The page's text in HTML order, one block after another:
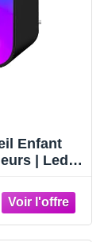
Enfant
| Led
Port